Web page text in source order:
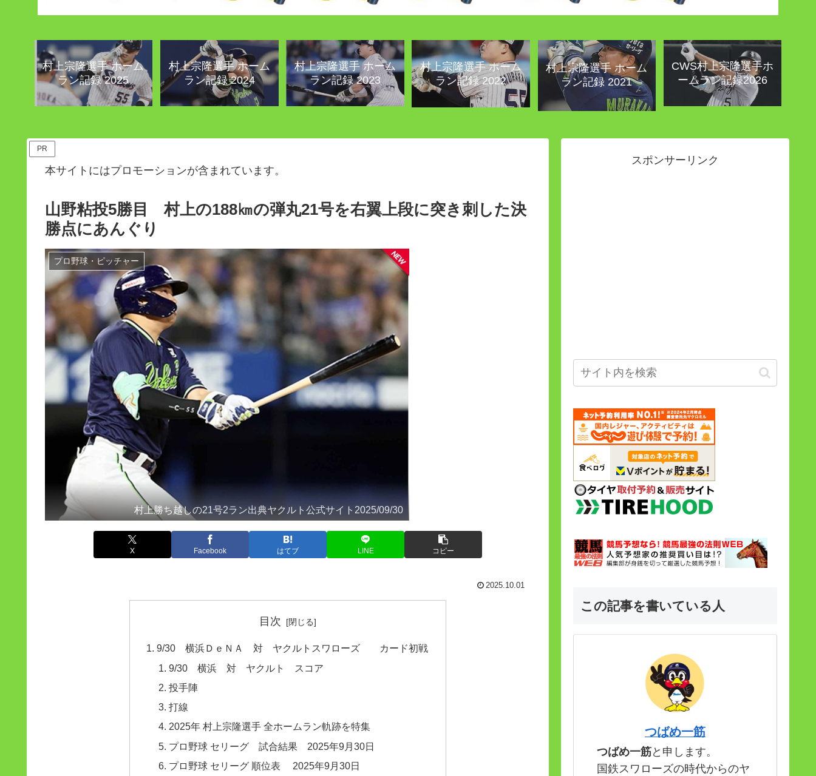
村上宗隆選手 ホーム
ラン記録 2025
村上宗隆選手 ホーム
ラン記録 2024
村上宗隆選手 ホーム
ラン記録 2023
村上宗隆選手 ホーム
ラン記録 2022
村上宗隆選手 ホーム
ラン記録 2021
CWS村上宗隆選手ホ
ームラン記録2026
PR
本サイトにはプロモーションが含まれています。
山野粘投5勝目 村上の188㎞の弾丸21号を右翼上段に突き刺した決
勝点にあんぐり
プロ野球・ピッチャー
村上勝ち越しの21号2ラン出典ヤクルト公式サイト2025/09/30
X Facebook はてブ LINE コピー
2025.10.01
目次
9/30 横浜ＤｅＮＡ 対 ヤクルトスワローズ カード初戦
9/30 横浜 対 ヤクルト スコア
投手陣
打線
2025年 村上宗隆選手 全ホームラン軌跡を特集
プロ野球 セリーグ 試合結果 2025年9月30日
プロ野球 セリーグ 順位表 2025年9月30日
スポンサーリンク
この記事を書いている人
つばめ一筋
つばめ一筋と申します。
国鉄スワローズの時代からのヤ